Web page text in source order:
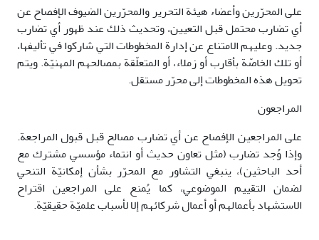
على المحرّرين وأعضاء هيئة التحرير والمحرّرين الضيوف الإفصاح عن
أي تضارب محتمل قبل التعيين، وتحديث ذلك عند ظهور أي تضارب
جديد. وعليهم الامتناع عن إدارة المخطوطات التي شاركوا في تأليفها،
أو تلك الخاصّة بأقارب أو زملاء، أو المتعلّقة بمصالحهم المهنيّة. ويتم
تحويل هذه المخطوطات إلى محرّر مستقل.
المراجعون
على المراجعين الإفصاح عن أي تضارب مصالح قبل قبول المراجعة.
وإذا وُجد تضارب (مثل تعاون حديث أو انتماء مؤسسي مشترك مع
أحد الباحثين)، ينبغي التشاور مع المحرّر بشأن إمكانيّة التنحي
لضمان التقييم الموضوعي، كما يُمنع على المراجعين اقتراح
الاستشهاد بأعمالهم أو أعمال شركائهم إلا لأسباب علميّة حقيقيّة.